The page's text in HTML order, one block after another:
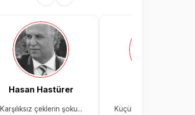
Hasan Hastürer
Karşılıksız çeklerin şoku...
Küçük Baş